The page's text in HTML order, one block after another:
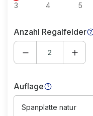
3 4 5
Anzahl Regalfelder
Auflage
Spanplatte natur